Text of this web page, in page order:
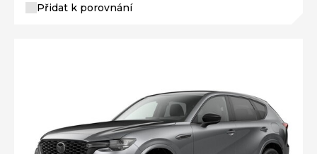
Přidat k porovnání